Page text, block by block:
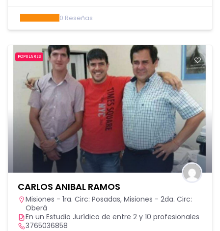
0 Reseñas
POPULARES
CARLOS ANIBAL RAMOS
Misiones - 1ra. Circ: Posadas, Misiones - 2da. Circ:
Oberá
En un Estudio Jurídico de entre 2 y 10 profesionales
3765036858